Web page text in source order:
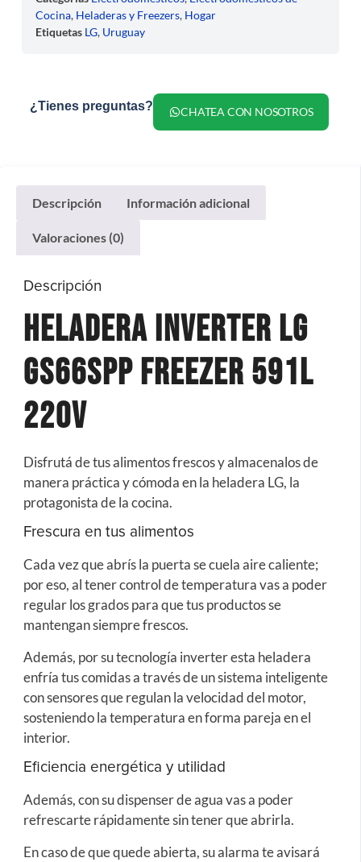
Cocina, Heladeras y Freezers, Hogar
Etiquetas LG, Uruguay
¿Tienes preguntas? CHATEA CON NOSOTROS
Descripción Información adicional
Valoraciones (0)
Descripción
Heladera Inverter LG
Gs66spp Freezer 591l
220v
Disfrutá de tus alimentos frescos y almacenalos de
manera práctica y cómoda en la heladera LG, la
protagonista de la cocina.
Frescura en tus alimentos
Cada vez que abrís la puerta se cuela aire caliente;
por eso, al tener control de temperatura vas a poder
regular los grados para que tus productos se
mantengan siempre frescos.
Además, por su tecnología inverter esta heladera
enfría tus comidas a través de un sistema inteligente
con sensores que regulan la velocidad del motor,
sosteniendo la temperatura en forma pareja en el
interior.
Eficiencia energética y utilidad
Además, con su dispenser de agua vas a poder
refrescarte rápidamente sin tener que abrirla.
En caso de que quede abierta, su alarma te avisará